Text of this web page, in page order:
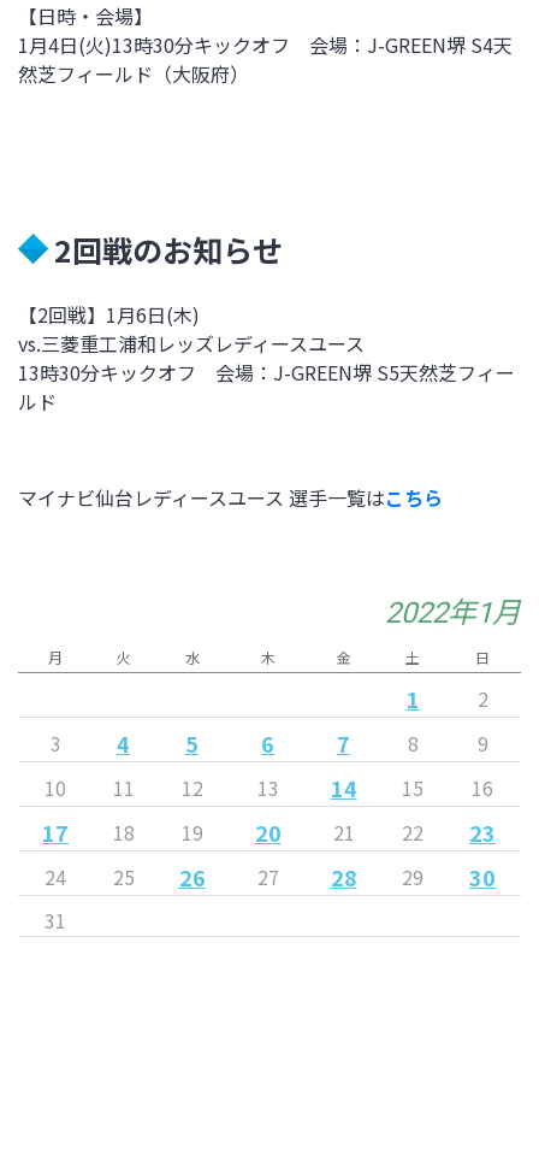
【日時・会場】
1月4日(火)13時30分キックオフ 会場：J-GREEN堺 S4天
然芝フィールド（大阪府）
2回戦のお知らせ
【2回戦】1月6日(木)
vs.三菱重工浦和レッズレディースユース
13時30分キックオフ 会場：J-GREEN堺 S5天然芝フィー
ルド
マイナビ仙台レディースユース 選手一覧はこちら
2022年1月
月 火 水 木 金 土 日
1
2
3
4 5 6 7 8
9
10
11 12 13 14 15 16
17 18 19 20 21 22 23
24 25 26 27 28 29 30
31